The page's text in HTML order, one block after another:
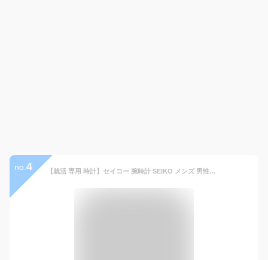
no. 4 【就活 専用 時計】セイコー 腕時計 SEIKO メンズ 男性用 就職 転職 活動 面接 好印象 内定 ビジネス スーツ 大学生 社会人 おすすめ 人気 定番 ブランド レザーベルト シルバー 革 バンド シルバー 通勤 営業 リクルート 軽量 軽い 薄型 疲れにくい シンプル 会社員 仕事 用